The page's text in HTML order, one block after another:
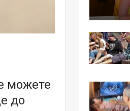
можете
до
крвта би можел да го
роди четири
на…